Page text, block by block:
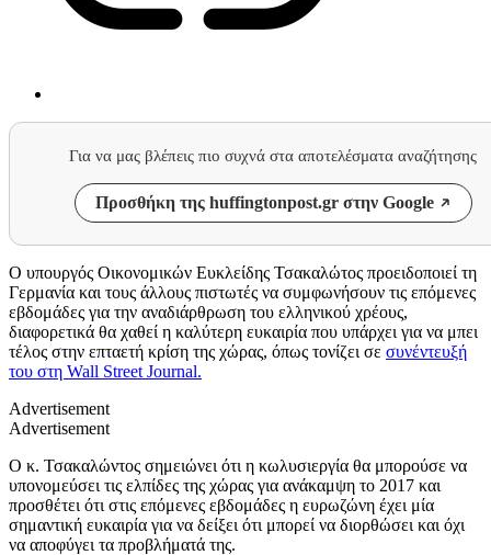
Για να μας βλέπεις πιο συχνά στα αποτελέσματα αναζήτησης
Προσθήκη της huffingtonpost.gr στην Google
Ο υπουργός Οικονομικών Ευκλείδης Τσακαλώτος προειδοποιεί τη
Γερμανία και τους άλλους πιστωτές να συμφωνήσουν τις επόμενες
εβδομάδες για την αναδιάρθρωση του ελληνικού χρέους,
διαφορετικά θα χαθεί η καλύτερη ευκαιρία που υπάρχει για να μπει
τέλος στην επταετή κρίση της χώρας, όπως τονίζει σε συνέντευξή
του στη Wall Street Journal.
Advertisement
Advertisement
Ο κ. Τσακαλώντος σημειώνει ότι η κωλυσιεργία θα μπορούσε να
υπονομεύσει τις ελπίδες της χώρας για ανάκαμψη το 2017 και
προσθέτει ότι στις επόμενες εβδομάδες η ευρωζώνη έχει μία
σημαντική ευκαιρία για να δείξει ότι μπορεί να διορθώσει και όχι
να αποφύγει τα προβλήματά της.